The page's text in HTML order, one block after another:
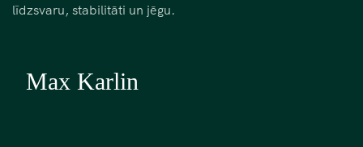
līdzsvaru, stabilitāti un jēgu.